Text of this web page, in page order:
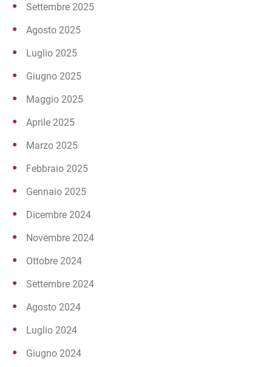
Settembre 2025
Agosto 2025
Luglio 2025
Giugno 2025
Maggio 2025
Aprile 2025
Marzo 2025
Febbraio 2025
Gennaio 2025
Dicembre 2024
Novembre 2024
Ottobre 2024
Settembre 2024
Agosto 2024
Luglio 2024
Giugno 2024